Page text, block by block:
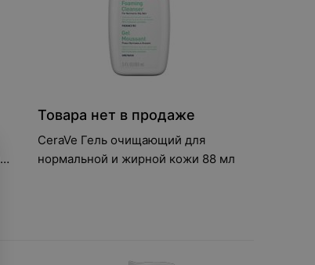
Товара нет в продаже
CeraVe Гель очищающий для
нормальной и жирной кожи 88 мл